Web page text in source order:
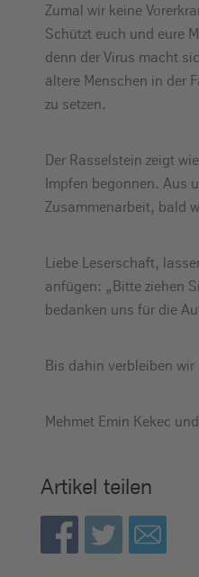
Zumal wir keine
Schützt euch und eure
denn der Virus macht
ältere Menschen in der
zu setzen.
Der Rasselstein zeigt
Impfen begonnen. Aus
Zusammenarbeit, bald
Liebe Leserschaft,
anfügen: „Bitte ziehen
bedanken uns für die
Bis dahin verbleiben wir
Mehmet Emin Kekec
Artikel teilen